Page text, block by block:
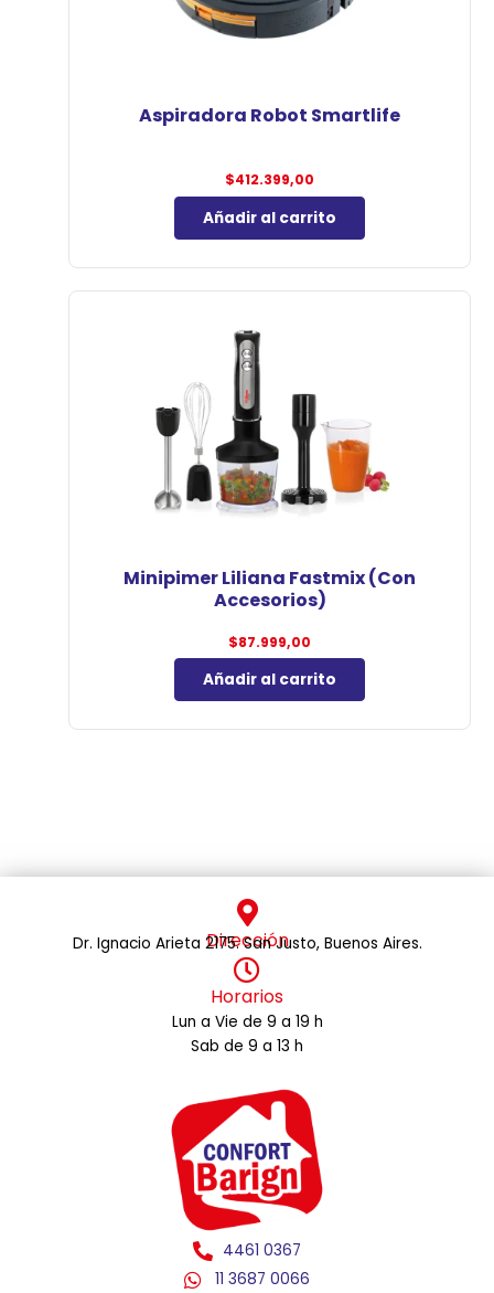
Aspiradora Robot Smartlife
$412.399,00
Añadir al carrito
Minipimer Liliana Fastmix (Con
Accesorios)
$87.999,00
Añadir al carrito
Dirección
Dr. Ignacio Arieta 2175. San Justo, Buenos Aires.
Horarios
Lun a Vie de 9 a 19 h
Sab de 9 a 13 h
4461 0367
11 3687 0066